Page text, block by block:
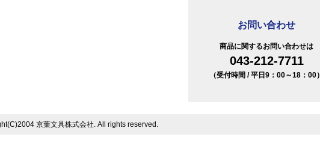
お問い合わせ
商品に関するお問い合わせは
043-212-7711
（受付時間 / 平日9：00～18：00）
京葉文具株式会社. All rights reserved.